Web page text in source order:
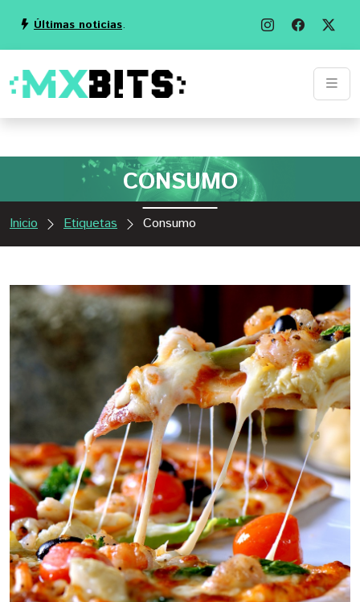
Últimas noticias.
CONSUMO
Inicio Etiquetas Consumo